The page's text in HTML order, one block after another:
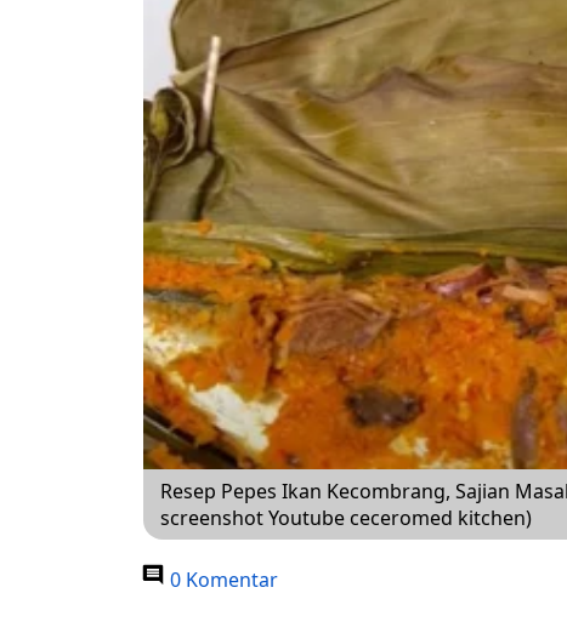
Resep Pepes Ikan Kecombrang, Sajian
screenshot Youtube ceceromed kitchen)
0 Komentar